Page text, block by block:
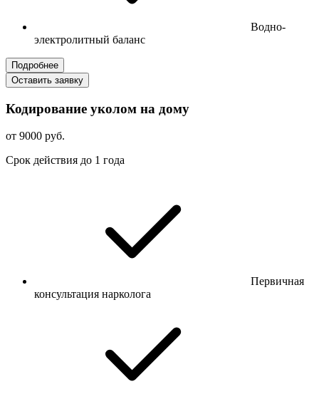
Водно-
электролитный баланс
Подробнее
Оставить заявку
Кодирование уколом на дому
от 9000 руб.
Срок действия до 1 года
Первичная
консультация нарколога